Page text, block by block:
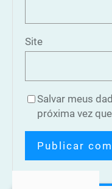
Site
Salvar meus
próxima vez